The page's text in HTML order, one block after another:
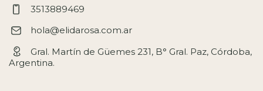
3513889469
hola@elidarosa.com.ar
Gral. Martín de Güemes 231, B° Gral. Paz, Córdoba,
Argentina.